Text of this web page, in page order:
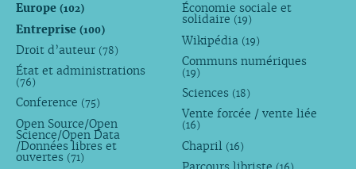
Europe (102)
Entreprise (100)
Droit d’auteur (78)
État et administrations
(76)
Conference (75)
Open Source/Open
Science/Open Data
/Données libres et
ouvertes (71)
Économie sociale et
solidaire (19)
Wikipédia (19)
Communs numériques
(19)
Sciences (18)
Vente forcée / vente liée
(16)
Chapril (16)